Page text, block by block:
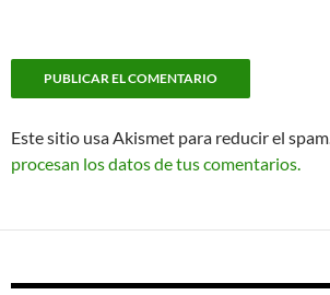
Este sitio usa Akismet para reducir el spam.
procesan los datos de tus comentarios.